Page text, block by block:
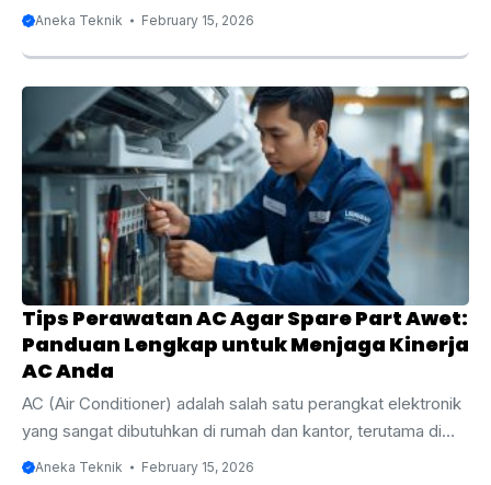
kantor, maupun tempat usaha. Fungsinya untuk
AC juga rentan mengalami kerusakan. Salah satu masalah
umum yang sering terjadi pada unit AC adalah sekring
putus. Kondisi ini sering kali menandakan adanya masalah
pada sistem kelistrikan AC, dan jika tidak segera ditangani,
bisa berdampak pada kinerja unit secara keseluruhan. Pada
artikel ini, kami ...
Aneka Teknik February 15, 2026
Tips Perawatan AC Agar Spare Part Awet:
Panduan Lengkap untuk Menjaga Kinerja
AC Anda
AC (Air Conditioner) adalah salah satu perangkat elektronik
yang sangat dibutuhkan di rumah dan kantor, terutama di
wilayah yang memiliki iklim tropis seperti Indonesia. Dengan
Aneka Teknik February 15, 2026